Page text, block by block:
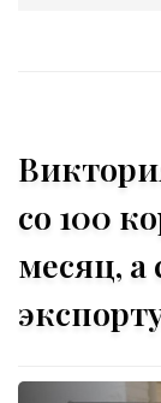
со 100
месяц, а